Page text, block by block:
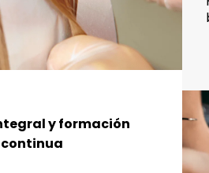
y formación
continua